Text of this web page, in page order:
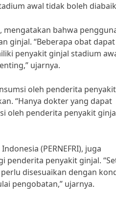
awal tidak boleh
mengatakan bahwa
ginjal. “Beberapa obat dapat
penyakit ginjal stadium
ujarnya.
oleh penderita penyakit
“Hanya dokter yang dapat
oleh penderita penyakit
(PERNEFRI), juga
penderita penyakit ginjal.
disesuaikan dengan
pengobatan,” ujarnya.